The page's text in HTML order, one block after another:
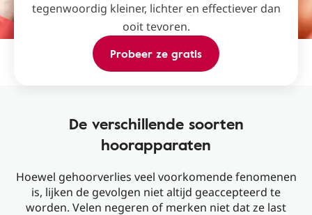
tegenwoordig kleiner, lichter en effectiever dan
ooit tevoren.
Probeer ze gratis
De verschillende soorten
hoorapparaten
Hoewel gehoorverlies veel voorkomende fenomenen
is, lijken de gevolgen niet altijd geaccepteerd te
worden. Velen negeren of merken niet dat ze last